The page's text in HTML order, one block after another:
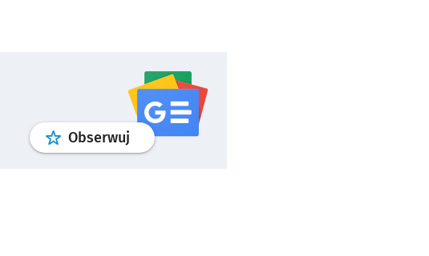
Obserwuj profilgoogle news